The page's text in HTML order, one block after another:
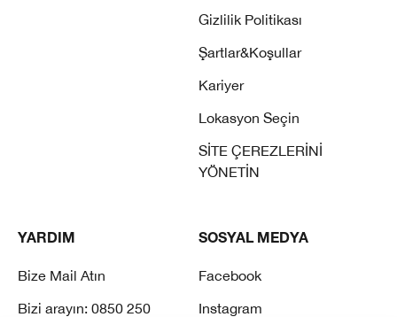
Gizlilik Politikası
Şartlar&Koşullar
Kariyer
Lokasyon Seçin
SİTE ÇEREZLERİNİ
YÖNETİN
YARDIM
Bize Mail Atın
Bizi arayın: 0850 250
SOSYAL MEDYA
Facebook
Instagram